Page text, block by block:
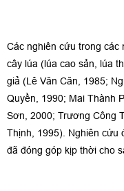
Các nghiên cứu trong các
cây lúa (lúa cao sản, lúa
giả (Lê Văn Căn, 1985;
Quyền, 1990; Mai Thành
Sơn, 2000; Trương Công
Thịnh, 1995). Nghiên cứu
đã đóng góp kịp thời cho